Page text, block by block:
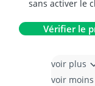
sans activer le
Vérifier le
voir plus
voir moins